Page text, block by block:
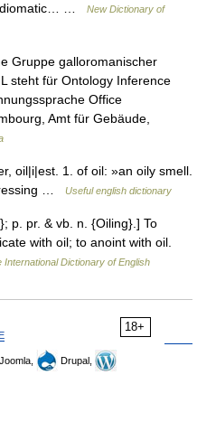
idiomatic… …
New Dictionary of
Gruppe galloromanischer
steht für Ontology Inference
Office
Amt für Gebäude,
oil|i|est. 1. of oil: »an oily smell.
…
Useful english dictionary
p. pr. & vb. n. {Oiling}.] To
with oil; to anoint with oil.
International Dictionary of English
18+
Joomla,
Drupal,